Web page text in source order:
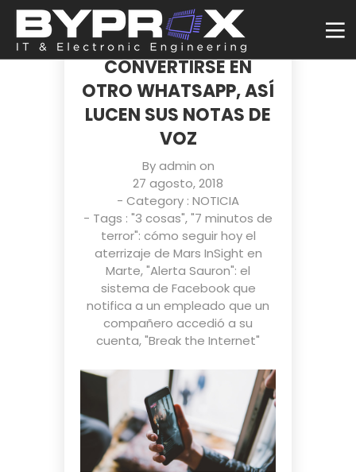
INSTAGRAM ESTÁ
MÁS CERCA DE
CONVERTIRSE EN
OTRO WHATSAPP, ASÍ
LUCEN SUS NOTAS DE
VOZ
Byadmin on
27 agosto, 2018
- Category : NOTICIA
- Tags : "3 cosas","7 minutos de
terror": cómo seguir hoy el
aterrizaje de Mars InSight en
Marte,"Alerta Sauron": el
sistema de Facebook que
notifica a un empleado que un
compañero accedió a su
cuenta,"Break the Internet"